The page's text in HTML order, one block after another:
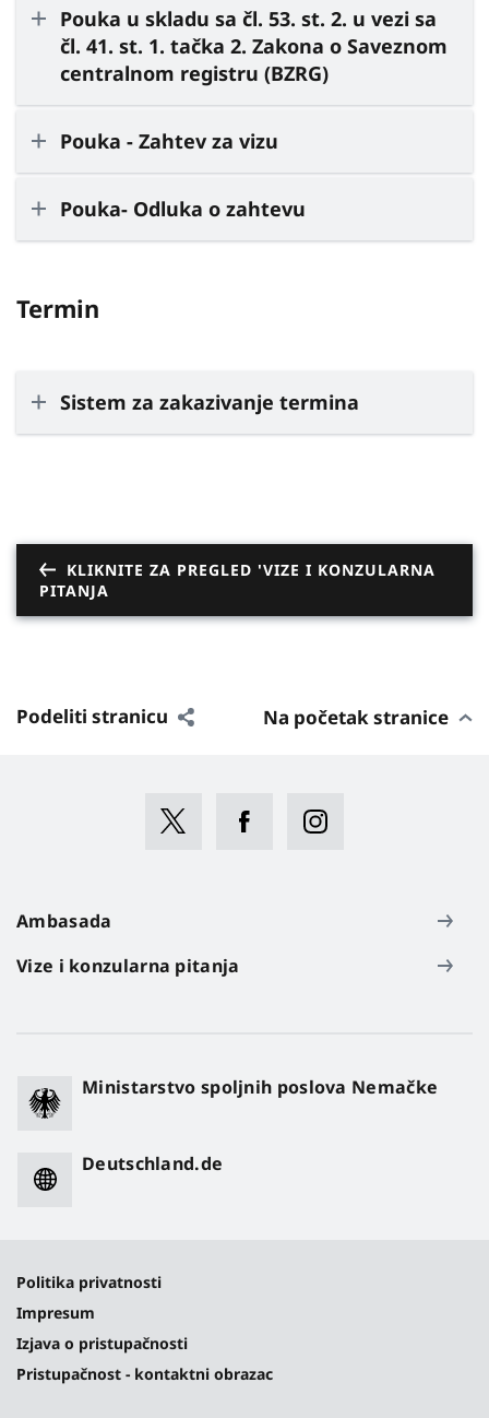
Pouka u skladu sa čl. 53. st. 2. u vezi sa
čl. 41. st. 1. tačka 2. Zakona o Saveznom
centralnom registru (BZRG)
Pouka - Zahtev za vizu
Pouka- Odluka o zahtevu
Termin
Sistem za zakazivanje termina
KLIKNITE ZA PREGLED 'VIZE I KONZULARNA
PITANJA
Podeliti stranicu Na početak stranice
Ambasada
Vize i konzularna pitanja
Ministarstvo spoljnih poslova Nemačke
Deutschland.de
Politika privatnosti
Impresum
Izjava o pristupačnosti
Pristupačnost - kontaktni obrazac